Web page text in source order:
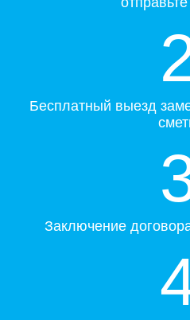
Бесплатный выезд
Заключение